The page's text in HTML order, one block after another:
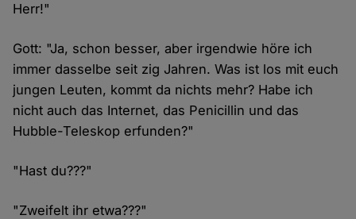
Herr!"
Gott: "Ja, schon besser, aber irgendwie höre ich
immer dasselbe seit zig Jahren. Was ist los mit euch
jungen Leuten, kommt da nichts mehr? Habe ich
nicht auch das Internet, das Penicillin und das
Hubble-Teleskop erfunden?"
"Hast du???"
"Zweifelt ihr etwa???"